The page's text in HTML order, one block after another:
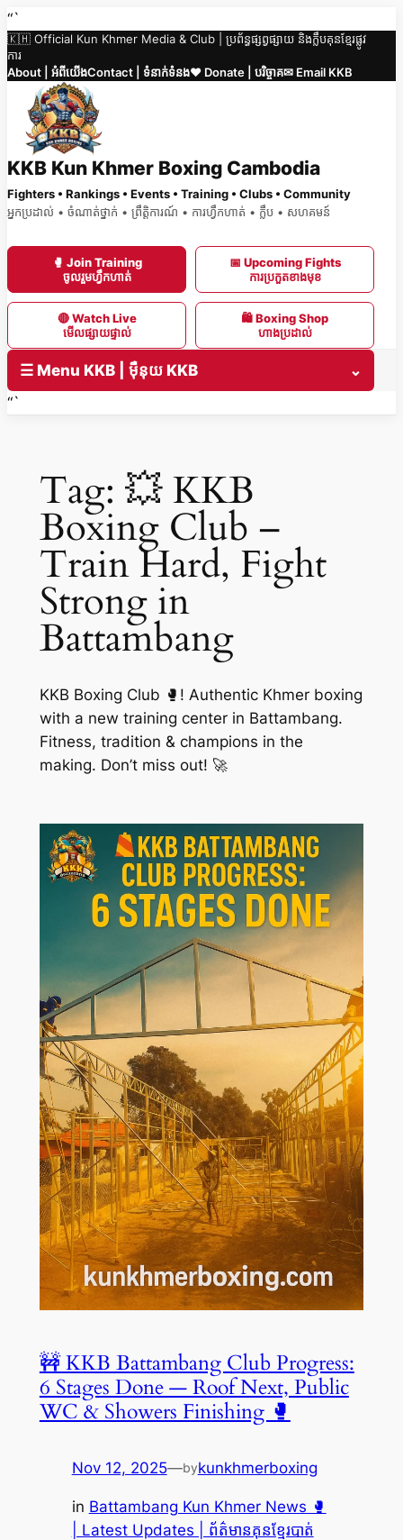
Skip
to
content
“`
🇰🇭 Official Kun Khmer Media & Club | ប្រព័ន្ធផ្សព្វផ្សាយ និងក្លឹបគុនខ្មែរផ្លូវ
ការ
About | អំពីយើងContact | ទំនាក់ទំនង❤️ Donate | បរិច្ចាគ✉ Email KKB
KKB Kun Khmer Boxing Cambodia
Fighters • Rankings • Events • Training • Clubs • Community
អ្នកប្រដាល់ • ចំណាត់ថ្នាក់ • ព្រឹត្តិការណ៍ • ការហ្វឹកហាត់ • ក្លឹប • សហគមន៍
🥊 Join Training
ចូលរួមហ្វឹកហាត់
📅 Upcoming Fights
ការប្រកួតខាងមុខ
🔴 Watch Live
មើលផ្សាយផ្ទាល់
🛍 Boxing Shop
ហាងប្រដាល់
☰ Menu KKB | ម៉ឺនុយ KKB
⌄
“`
Tag: 💥 KKB
Boxing Club –
Train Hard, Fight
Strong in
Battambang
KKB Boxing Club 🥊! Authentic Khmer boxing
with a new training center in Battambang.
Fitness, tradition & champions in the
making. Don’t miss out! 🚀
🚧 KKB Battambang Club Progress:
6 Stages Done — Roof Next, Public
WC & Showers Finishing 🥊
Nov 12, 2025—bykunkhmerboxing
in Battambang Kun Khmer News 🥊
| Latest Updates | ព័ត៌មានគុនខ្មែរបាត់